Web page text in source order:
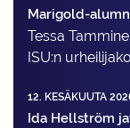
Marigold-
Tessa
ISU:n
12. KESÄKUUTA
Ida Hellström